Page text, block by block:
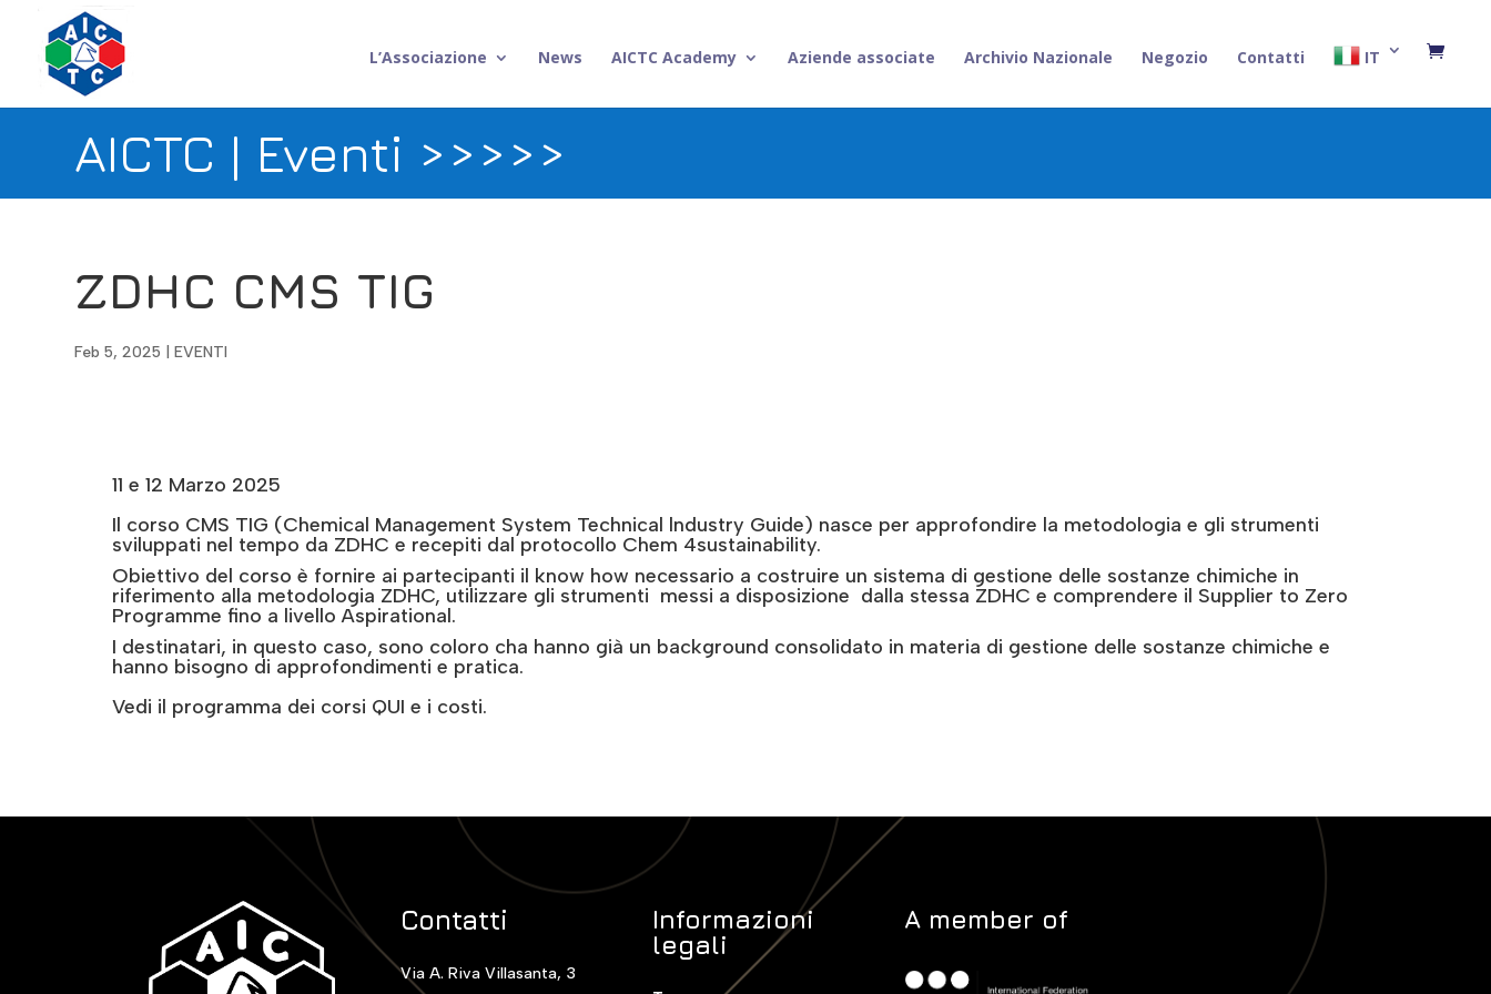
L’Associazione News AICTC Academy Aziende associate Archivio Nazionale Negozio Contatti IT
AICTC | Eventi >>>>>
ZDHC CMS TIG
Feb 5, 2025 |EVENTI
11 e 12 Marzo 2025
Il corso CMS TIG (Chemical Management System Technical lndustry Guide) nasce per approfondire la metodologia e gli strumenti
sviluppati nel tempo da ZDHC e recepiti dal protocollo Chem 4sustainability.
Obiettivo del corso è fornire ai partecipanti il know how necessario a costruire un sistema di gestione delle sostanze chimiche in
riferimento alla metodologia ZDHC, utilizzare gli strumenti messi a disposizione dalla stessa ZDHC e comprendere il Supplier to Zero
Programme fino a livello Aspirational.
I destinatari, in questo caso, sono coloro cha hanno già un background consolidato in materia di gestione delle sostanze chimiche e
hanno bisogno di approfondimenti e pratica.
Vedi il programma dei corsi QUI e i costi.
Contatti
Via A. Riva Villasanta, 3
Informazioni
legali
A member of